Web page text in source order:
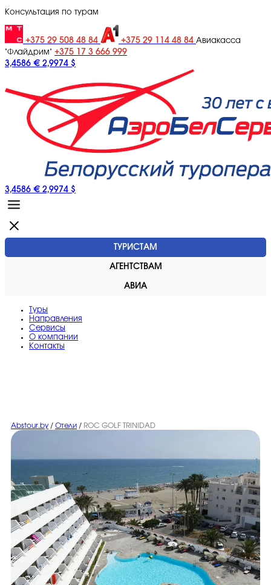
Консультация по турам
+375 29 508 48 84 +375 29 114 48 84 Авиакасса
"Флайдрим" +375 17 3 666 999
3,4586 € 2,9974 $
3,4586 € 2,9974 $
ТУРИСТАМ
АГЕНТСТВАМ
АВИА
Туры
Направления
Сервисы
O компании
Контакты
Abstour.by / Отели / ROC GOLF TRINIDAD